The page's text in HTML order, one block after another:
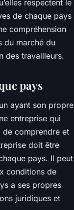
respectent le
de chaque pays
compréhension
du marché du
des travailleurs.
pays
ayant son propre
entreprise qui
de comprendre et
doit être
pays. Il peut
conditions de
a ses propres
juridiques et